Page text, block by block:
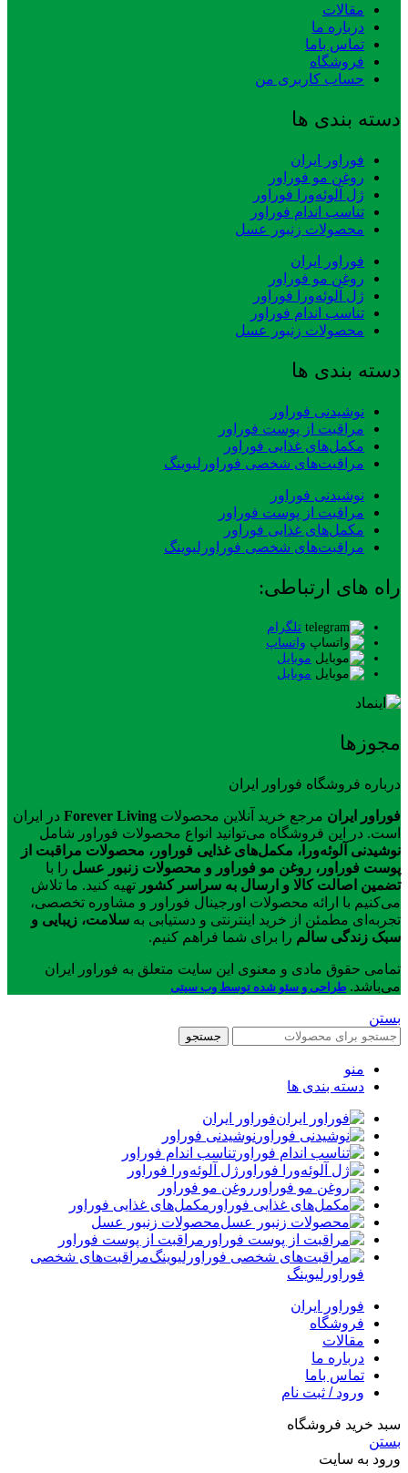
مقالات
درباره ما
تماس باما
فروشگاه
حساب کاربری من
دسته بندی ها
فوراور ایران
روغن مو فوراور
ژل آلوئه‌ورا فوراور
تناسب اندام فوراور
محصولات زنبور عسل
فوراور ایران
روغن مو فوراور
ژل آلوئه‌ورا فوراور
تناسب اندام فوراور
محصولات زنبور عسل
دسته بندی ها
نوشیدنی فوراور
مراقبت از پوست فوراور
مکمل‌های غذایی فوراور
مراقبت‌های شخصی فوراورلیوینگ
نوشیدنی فوراور
مراقبت از پوست فوراور
مکمل‌های غذایی فوراور
مراقبت‌های شخصی فوراورلیوینگ
راه های ارتباطی:
تلگرام
واتساپ
موبایل
موبایل
مجوزها
درباره فروشگاه فوراور ایران
فوراور ایران مرجع خرید آنلاین محصولات Forever Living در ایران
است. در این فروشگاه می‌توانید انواع محصولات فوراور شامل
نوشیدنی آلوئه‌ورا، مکمل‌های غذایی فوراور، محصولات مراقبت از
پوست فوراور، روغن مو فوراور و محصولات زنبور عسل را با
تضمین اصالت کالا و ارسال به سراسر کشور تهیه کنید. ما تلاش
می‌کنیم با ارائه محصولات اورجینال فوراور و مشاوره تخصصی،
تجربه‌ای مطمئن از خرید اینترنتی و دستیابی به سلامت، زیبایی و
سبک زندگی سالم را برای شما فراهم کنیم.
تمامی حقوق مادی و معنوی این سایت متعلق به فوراور ایران
می‌باشد. طراحی و سئو شده توسط وب سیتی
بستن
جستجو
منو
دسته بندی ها
فوراور ایران
نوشیدنی فوراور
تناسب اندام فوراور
ژل آلوئه‌ورا فوراور
روغن مو فوراور
مکمل‌های غذایی فوراور
محصولات زنبور عسل
مراقبت از پوست فوراور
مراقبت‌های شخصی
فوراورلیوینگ
فوراور ایران
فروشگاه
مقالات
درباره ما
تماس باما
ورود / ثبت نام
سبد خرید فروشگاه
بستن
ورود به سایت